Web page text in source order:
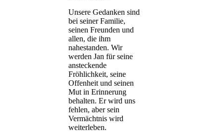
Unsere Gedanken sind
bei seiner Familie,
seinen Freunden und
allen, die ihm
nahestanden. Wir
werden Jan für seine
ansteckende
Fröhlichkeit, seine
Offenheit und seinen
Mut in Erinnerung
behalten. Er wird uns
fehlen, aber sein
Vermächtnis wird
weiterleben.